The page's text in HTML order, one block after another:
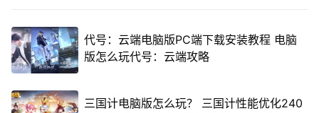
代号：云端电脑版PC端下载安装教程 电脑
版怎么玩代号：云端攻略
三国计电脑版怎么玩？ 三国计性能优化240